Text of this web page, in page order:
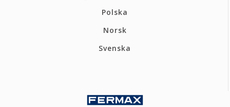
Polska
Norsk
Svenska